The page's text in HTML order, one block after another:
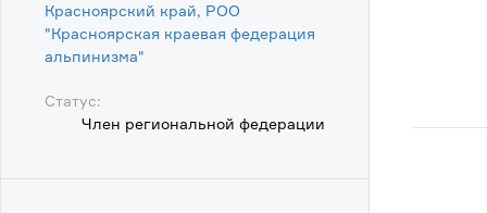
Красноярский край, РОО
"Красноярская краевая федерация
альпинизма"
Статус:
Член региональной федерации